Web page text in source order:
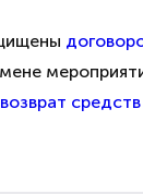
возврат средств